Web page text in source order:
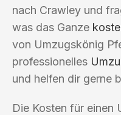
nach Crawley und
was das Ganze
von Umzugskönig
professionelles
und helfen dir gerne
Die Kosten für einen